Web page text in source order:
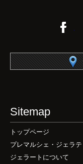
Sitemap
トップページ
プレマルシェ・ジェラ
ジェラートについて